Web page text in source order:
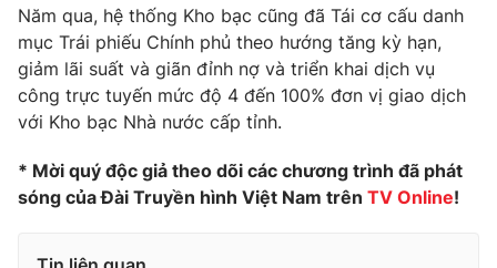
Học trực tuyến
Hitech Công nghệ tương lai
Sản phẩm
Thị trường
Tư vấn
Giao lưu trực tuyến
Lịch phát sóng
Chuyên mục khác
Năm qua, hệ thống Kho bạc cũng đã Tái cơ cấu danh
mục Trái phiếu Chính phủ theo hướng tăng kỳ hạn,
giảm lãi suất và giãn đỉnh nợ và triển khai dịch vụ
công trực tuyến mức độ 4 đến 100% đơn vị giao dịch
với Kho bạc Nhà nước cấp tỉnh.
* Mời quý độc giả theo dõi các chương trình đã phát
sóng của Đài Truyền hình Việt Nam trên TV Online!